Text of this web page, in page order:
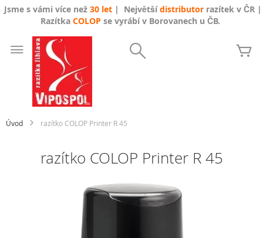
Jsme s vámi více než 30 let| Největšídistributorrazítek v ČR |
Razítka COLOP se vyrábí v Borovanech u ČB.
na
obsah
Úvod razítko COLOP Printer R 45
razítko COLOP Printer R 45